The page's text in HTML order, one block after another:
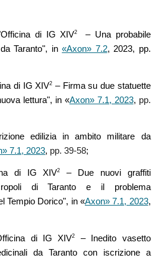
di IGXIV2 – Una probabile
Taranto", in«Axon» 7.2, 2023, pp.
di IG XIV2 – Firma su due statuette
lettura", in «Axon» 7.1, 2023, pp.
edilizia in ambito militare da
7.1, 2023, pp. 39-58;
di IG XIV2
– Due nuovi graffiti
di Taranto e il problema
Tempio Dorico", in «Axon» 7.1, 2023,
di IG XIV2 – Inedito vasetto
da Taranto con iscrizione a